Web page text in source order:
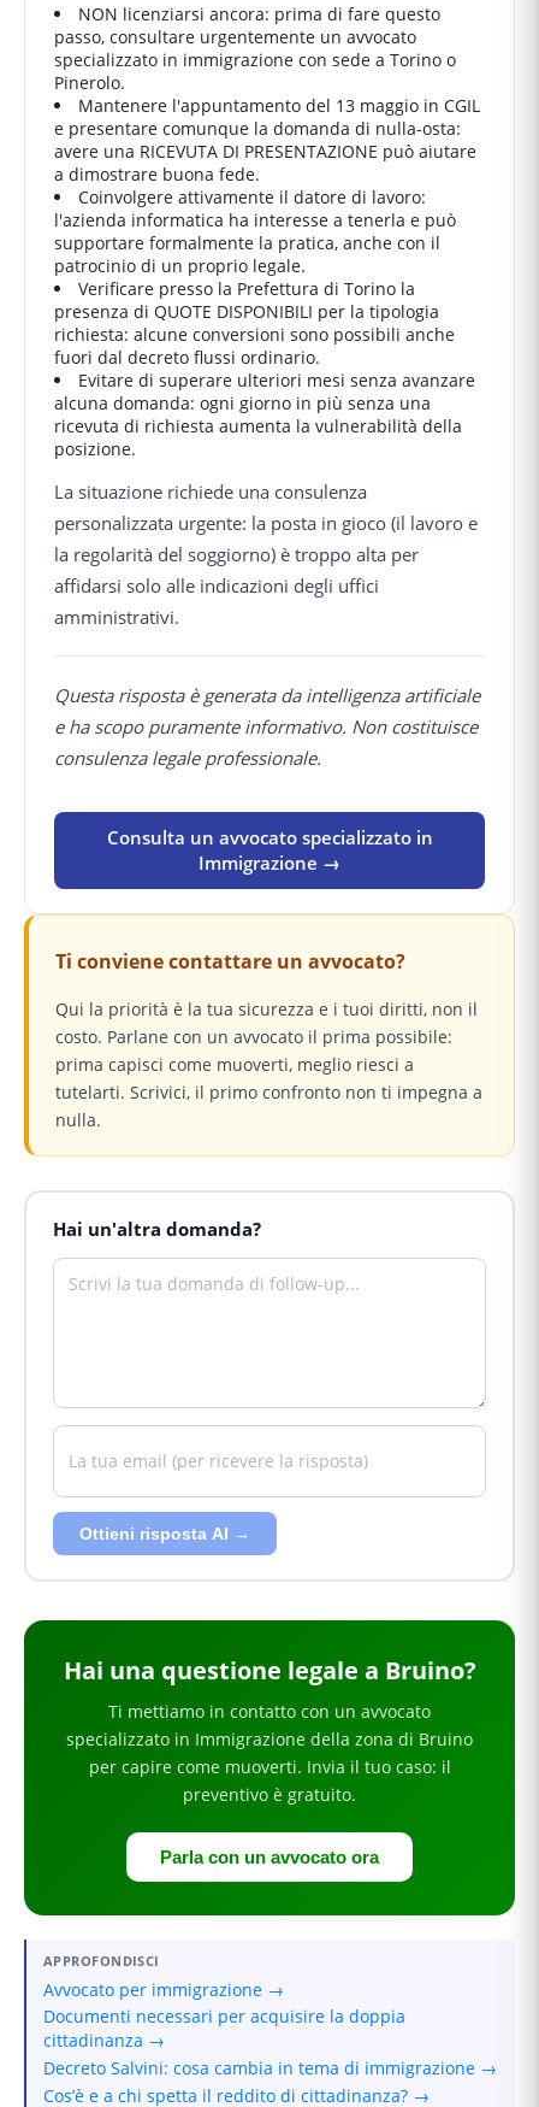
NON licenziarsi ancora: prima di fare questo
passo, consultare urgentemente un avvocato
specializzato in immigrazione con sede a Torino o
Pinerolo.
Mantenere l'appuntamento del 13 maggio in CGIL
e presentare comunque la domanda di nulla-osta:
avere una RICEVUTA DI PRESENTAZIONE può aiutare
a dimostrare buona fede.
Coinvolgere attivamente il datore di lavoro:
l'azienda informatica ha interesse a tenerla e può
supportare formalmente la pratica, anche con il
patrocinio di un proprio legale.
Verificare presso la Prefettura di Torino la
presenza di QUOTE DISPONIBILI per la tipologia
richiesta: alcune conversioni sono possibili anche
fuori dal decreto flussi ordinario.
Evitare di superare ulteriori mesi senza avanzare
alcuna domanda: ogni giorno in più senza una
ricevuta di richiesta aumenta la vulnerabilità della
posizione.
La situazione richiede una consulenza
personalizzata urgente: la posta in gioco (il lavoro e
la regolarità del soggiorno) è troppo alta per
affidarsi solo alle indicazioni degli uffici
amministrativi.
Questa risposta è generata da intelligenza artificiale
e ha scopo puramente informativo. Non costituisce
consulenza legale professionale.
Consulta un avvocato specializzato in
Immigrazione →
Ti conviene contattare un avvocato?
Qui la priorità è la tua sicurezza e i tuoi diritti, non il
costo. Parlane con un avvocato il prima possibile:
prima capisci come muoverti, meglio riesci a
tutelarti. Scrivici, il primo confronto non ti impegna a
nulla.
Hai un'altra domanda?
Ottieni risposta AI →
Hai una questione legale a Bruino?
Ti mettiamo in contatto con un avvocato
specializzato in Immigrazione della zona di Bruino
per capire come muoverti. Invia il tuo caso: il
preventivo è gratuito.
Parla con un avvocato ora
APPROFONDISCI
Avvocato per immigrazione →
Documenti necessari per acquisire la doppia
cittadinanza →
Decreto Salvini: cosa cambia in tema di immigrazione →
Cos’è e a chi spetta il reddito di cittadinanza? →